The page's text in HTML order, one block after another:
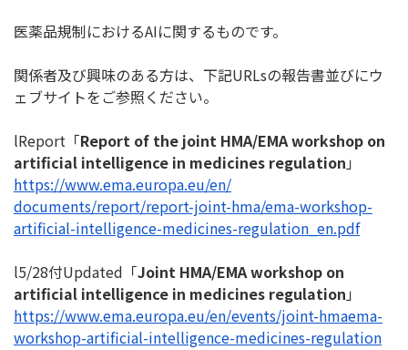
医薬品規制におけるAIに関するものです。
関係者及び興味のある方は、下記URLsの報告書並びにウ
ェブサイトをご参照ください。
lReport「Report of the joint HMA/EMA workshop on
artificial intelligence in medicines regulation 」
https://www.ema.europa.eu/en/
documents/report/report-joint-hma/ema-workshop-
artificial-intelligence-medicines-regulation_en.pdf
l5/28付Updated「Joint HMA/EMA workshop on
artificial intelligence in medicines regulation 」
https://www.ema.europa.eu/en/events/joint-hmaema-
workshop-artificial-intelligence-medicines-regulation